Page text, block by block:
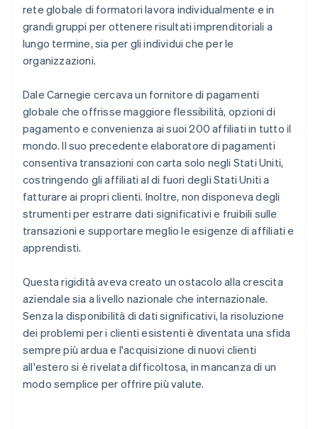
rete globale di formatori lavora individualmente e in
grandi gruppi per ottenere risultati imprenditoriali a
lungo termine, sia per gli individui che per le
organizzazioni.
Dale Carnegie cercava un fornitore di pagamenti
globale che offrisse maggiore flessibilità, opzioni di
pagamento e convenienza ai suoi 200 affiliati in tutto il
mondo. Il suo precedente elaboratore di pagamenti
consentiva transazioni con carta solo negli Stati Uniti,
costringendo gli affiliati al di fuori degli Stati Uniti a
fatturare ai propri clienti. Inoltre, non disponeva degli
strumenti per estrarre dati significativi e fruibili sulle
transazioni e supportare meglio le esigenze di affiliati e
apprendisti.
Questa rigidità aveva creato un ostacolo alla crescita
aziendale sia a livello nazionale che internazionale.
Senza la disponibilità di dati significativi, la risoluzione
dei problemi per i clienti esistenti è diventata una sfida
sempre più ardua e l'acquisizione di nuovi clienti
all'estero si è rivelata difficoltosa, in mancanza di un
modo semplice per offrire più valute.